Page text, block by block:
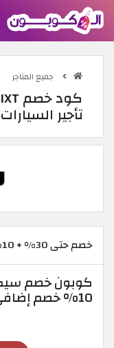
جميع المتاجر
تأجير السيارات
خصم حتى 30% + 10% خصم إضافي
10% خصم إضافي